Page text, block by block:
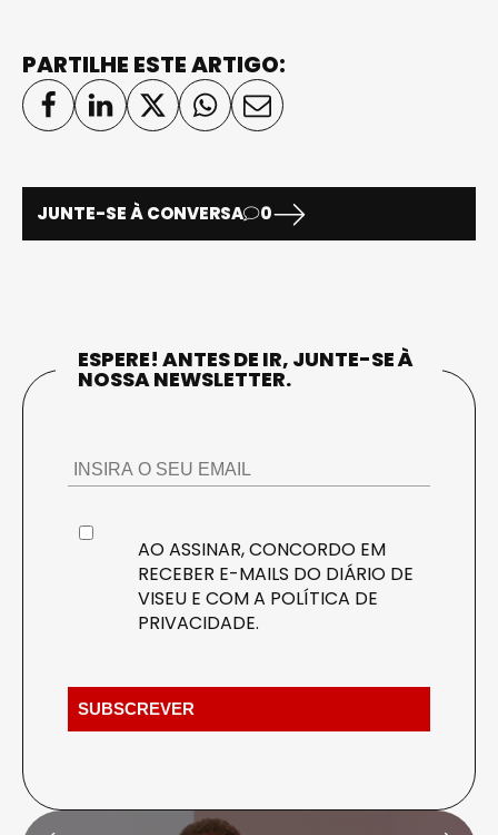
PARTILHE ESTE ARTIGO:
JUNTE-SE À CONVERSA 0
ESPERE! ANTES DE IR, JUNTE-SE À
NOSSA NEWSLETTER.
AO ASSINAR, CONCORDO EM
RECEBER E-MAILS DO DIÁRIO DE
VISEU E COM A POLÍTICA DE
PRIVACIDADE.